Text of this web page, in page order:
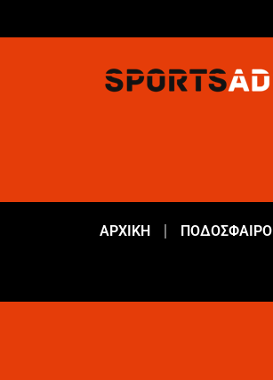
ΑΡΧΙΚΗ ΠΟΔΟΣΦΑΙΡΟ